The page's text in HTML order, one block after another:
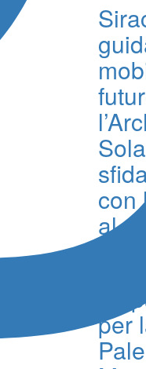
con
al
per